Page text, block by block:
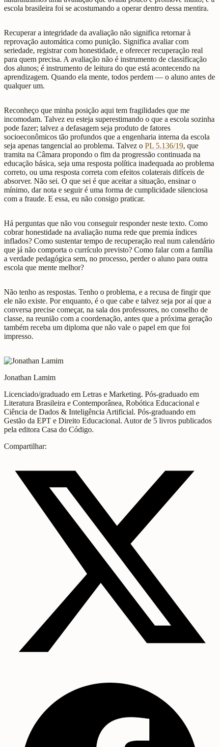
escola brasileira foi se acostumando a operar dentro dessa mentira.
Recuperar a integridade da avaliação não significa retornar à
reprovação automática como punição. Significa avaliar com
seriedade, registrar com honestidade, e oferecer recuperação real
para quem precisa. A avaliação não é instrumento de classificação
dos alunos; é instrumento de leitura do que está acontecendo na
aprendizagem. Quando ela mente, todos perdem — o aluno antes de
qualquer um.
Reconheço que minha posição aqui tem fragilidades que me
incomodam. Talvez eu esteja superestimando o que a escola sozinha
pode fazer; talvez a defasagem seja produto de fatores
socioeconômicos tão profundos que a engenharia interna da escola
seja apenas tangencial ao problema. Talvez o PL 5.136/19, que
tramita na Câmara propondo o fim da progressão continuada na
educação básica, seja uma resposta política inadequada ao problema
correto, ou uma resposta correta com efeitos colaterais difíceis de
absorver. Não sei. O que sei é que aceitar a situação, ensinar o
mínimo, dar nota e seguir é uma forma de cumplicidade silenciosa
com a fraude. E essa, eu não consigo praticar.
Há perguntas que não vou conseguir responder neste texto. Como
cobrar honestidade na avaliação numa rede que premia índices
inflados? Como sustentar tempo de recuperação real num calendário
que já não comporta o currículo previsto? Como falar com a família
a verdade pedagógica sem, no processo, perder o aluno para outra
escola que mente melhor?
Não tenho as respostas. Tenho o problema, e a recusa de fingir que
ele não existe. Por enquanto, é o que cabe e talvez seja por aí que a
conversa precise começar, na sala dos professores, no conselho de
classe, na reunião com a coordenação, antes que a próxima geração
também receba um diploma que não vale o papel em que foi
impresso.
Jonathan Lamim
Licenciado/graduado em Letras e Marketing. Pós-graduado em
Literatura Brasileira e Contemporânea, Robótica Educacional e
Ciência de Dados & Inteligência Artificial. Pós-graduando em
Gestão da EPT e Direito Educacional. Autor de 5 livros publicados
pela editora Casa do Código.
Compartilhar: